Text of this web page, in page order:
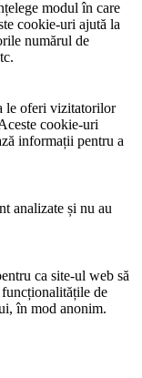
modul în care
cookie-uri ajută la
numărul de
le oferi vizitatorilor
cookie-uri
informații pentru a
analizate și nu au
ca site-ul web să
de
în mod anonim.